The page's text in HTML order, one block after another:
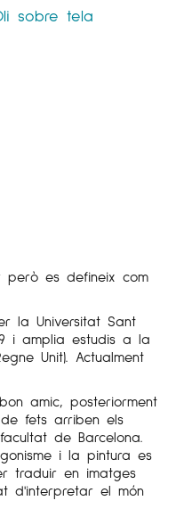
sobre tela
però es defineix com
la Universitat Sant
i amplia estudis a la
Unit). Actualment
amic, posteriorment
fets arriben els
de Barcelona.
i la pintura es
traduir en imatges
d'interpretar el món